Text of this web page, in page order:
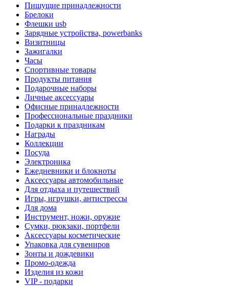
Пишущие принадлежности
Брелоки
Флешки usb
Зарядные устройства, powerbanks
Визитницы
Зажигалки
Часы
Спортивные товары
Продукты питания
Подарочные наборы
Личные аксессуары
Офисные принадлежности
Профессиональные праздники
Подарки к праздникам
Награды
Коллекции
Посуда
Электроника
Ежедневники и блокноты
Аксессуары автомобильные
Для отдыха и путешествий
Игры, игрушки, антистрессы
Для дома
Инструмент, ножи, оружие
Сумки, рюкзаки, портфели
Аксессуары косметические
Упаковка для сувениров
Зонты и дождевики
Промо-одежда
Изделия из кожи
VIP - подарки